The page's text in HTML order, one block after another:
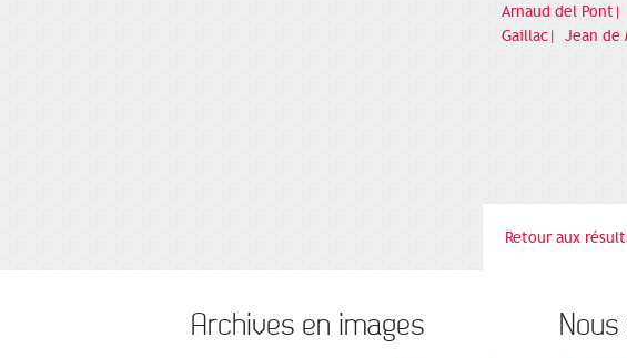
Arnaud del Pont|
Gaillac| Jean de
Retour aux
Archives en images